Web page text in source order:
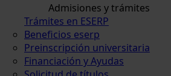
Admisiones y trámites
Trámites en ESERP
Beneficios eserp
Preinscripción universitaria
Financiación y Ayudas